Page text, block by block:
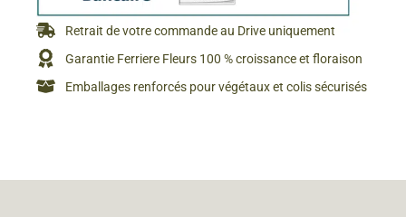
Retrait de votre commande au Drive uniquement
Garantie Ferriere Fleurs 100 % croissance et floraison
Emballages renforcés pour végétaux et colis sécurisés